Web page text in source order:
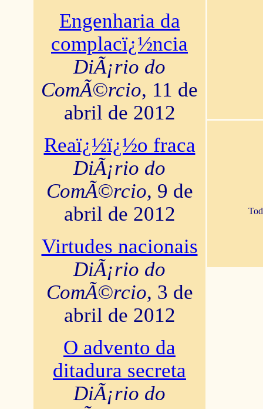
Engenharia da
complacï¿½ncia
DiÃ¡rio do
ComÃ©rcio, 11 de
abril de 2012
Reaï¿½ï¿½o fraca
DiÃ¡rio do
ComÃ©rcio, 9 de
abril de 2012
Virtudes nacionais
DiÃ¡rio do
ComÃ©rcio, 3 de
abril de 2012
O advento da
ditadura secreta
DiÃ¡rio do